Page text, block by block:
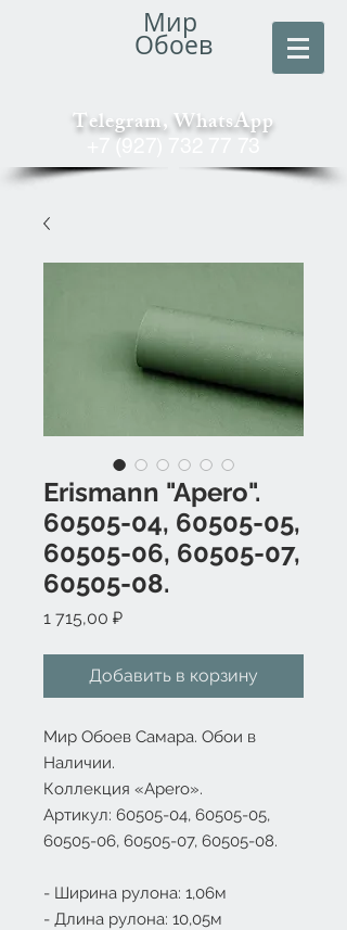
Мир
Обоев
Telegram, WhatsApp
+7 (927) 732 77 73
Erismann "Apero".
60505-04, 60505-05,
60505-06, 60505-07,
60505-08.
1 715,00 ₽Цена
Добавить в корзину
Мир Обоев Самара. Обои в
Наличии.
Коллекция «Apero».
Артикул: 60505-04, 60505-05,
60505-06, 60505-07, 60505-08.
- Ширина рулона: 1,06м
- Длина рулона: 10,05м